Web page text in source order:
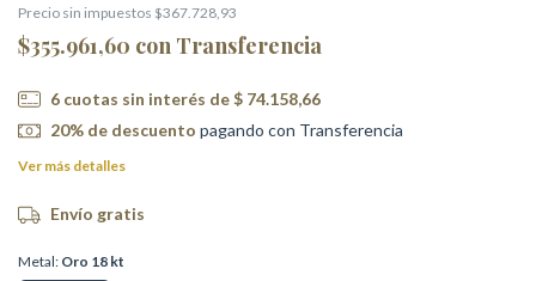
Precio sin impuestos $367.728,93
$355.961,60 con Transferencia
6 cuotas sin interés de$ 74.158,66
20% de descuento pagando con Transferencia
Ver más detalles
Envío gratis
Metal: Oro 18 kt